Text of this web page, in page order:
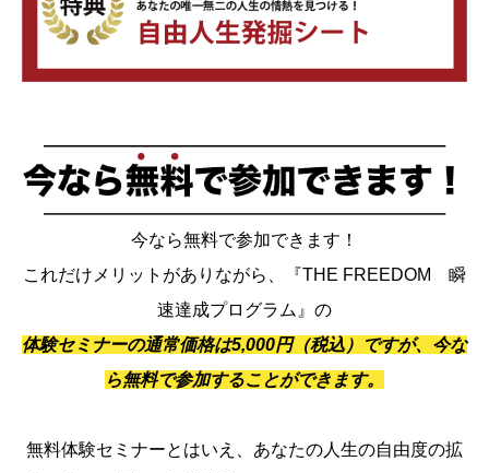
今なら無料で参加できます！
これだけメリットがありながら、『THE FREEDOM 瞬
速達成プログラム』の
体験セミナーの通常価格は5,000円（税込）ですが、今な
ら無料で参加することができます。
無料体験セミナーとはいえ、あなたの人生の自由度の拡